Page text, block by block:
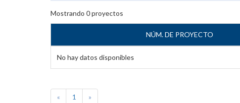
Mostrando 0proyectos
NÚM. DE PROYECTO
No hay datos disponibles
« 1 »